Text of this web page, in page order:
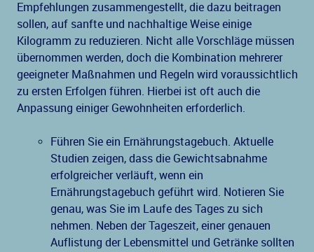
Empfehlungen zusammengestellt, die dazu beitragen
sollen, auf sanfte und nachhaltige Weise einige
Kilogramm zu reduzieren. Nicht alle Vorschläge müssen
übernommen werden, doch die Kombination mehrerer
geeigneter Maßnahmen und Regeln wird voraussichtlich
zu ersten Erfolgen führen. Hierbei ist oft auch die
Anpassung einiger Gewohnheiten erforderlich.
Führen Sie ein Ernährungstagebuch. Aktuelle
Studien zeigen, dass die Gewichtsabnahme
erfolgreicher verläuft, wenn ein
Ernährungstagebuch geführt wird. Notieren Sie
genau, was Sie im Laufe des Tages zu sich
nehmen. Neben der Tageszeit, einer genauen
Auflistung der Lebensmittel und Getränke sollten